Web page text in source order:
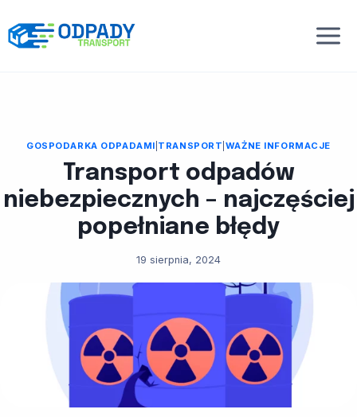
do
treści
GOSPODARKA ODPADAMI TRANSPORT WAŻNE INFORMACJE
Transport odpadów
niebezpiecznych – najczęściej
popełniane błędy
19 sierpnia, 2024